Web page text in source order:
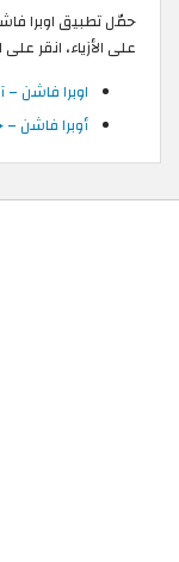
حمّل تطبيق اوبرا
على الأزياء، انقر على
اوبرا فاشن
أوبرا فاشن